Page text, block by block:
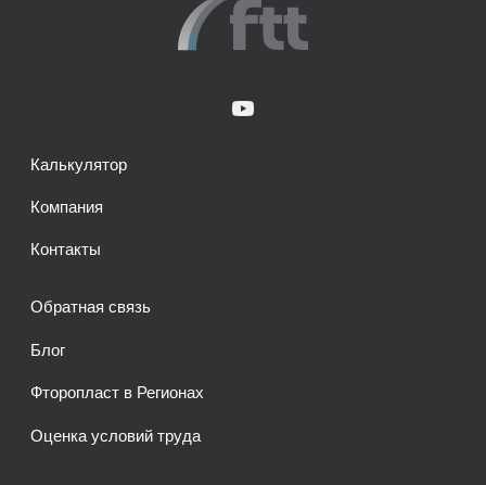
Калькулятор
Компания
Контакты
Обратная связь
Блог
Фторопласт в Регионах
Оценка условий труда